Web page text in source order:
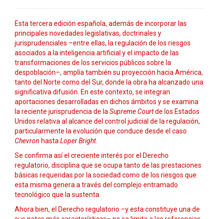
Esta tercera edición española, además de incorporar las
principales novedades legislativas, doctrinales y
jurisprudenciales –entre ellas, la regulación de los riesgos
asociados a la inteligencia artificial y el impacto de las
transformaciones de los servicios públicos sobre la
despoblación–, amplía también su proyección hacia América,
tanto del Norte como del Sur, donde la obra ha alcanzado una
significativa difusión. En este contexto, se integran
aportaciones desarrolladas en dichos ámbitos y se examina
la reciente jurisprudencia de la Supreme Courtde los Estados
Unidos relativa al alcance del control judicial de la regulación,
particularmente la evolución que conduce desde el caso
Chevron hasta Loper Bright.
Se confirma así el creciente interés por el Derecho
regulatorio, disciplina que se ocupa tanto de las prestaciones
básicas requeridas por la sociedad como de los riesgos que
esta misma genera a través del complejo entramado
tecnológico que la sustenta.
Ahora bien, el Derecho regulatorio –y esta constituye una de